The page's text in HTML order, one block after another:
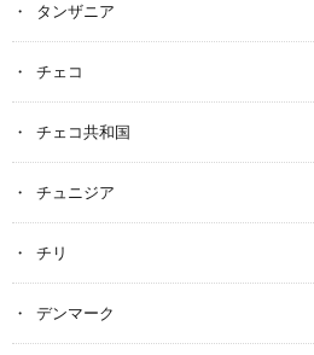
タンザニア
チェコ
チェコ共和国
チュニジア
チリ
デンマーク